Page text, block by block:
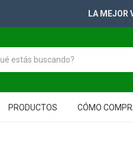
+2500
PRODUCTOS CÓMO